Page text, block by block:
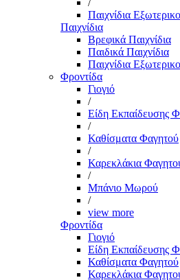
/
Παιχνίδια
Παιχνίδια
Βρεφικά Παιχνίδια
Παιδικά Παιχνίδια
Παιχνίδια
Φροντίδα
Γιογιό
/
Είδη Εκπαίδευσης
/
Καθίσματα Φαγητού
/
Καρεκλάκια
/
Μπάνιο Μωρού
/
view more
Φροντίδα
Γιογιό
Είδη Εκπαίδευσης
Καθίσματα Φαγητού
Καρεκλάκια